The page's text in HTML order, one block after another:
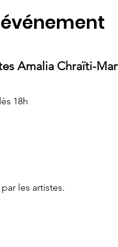
Amalia Chraïti-
18h
les artistes.